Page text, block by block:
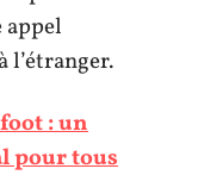
appel
l’étranger.
: un
pour tous